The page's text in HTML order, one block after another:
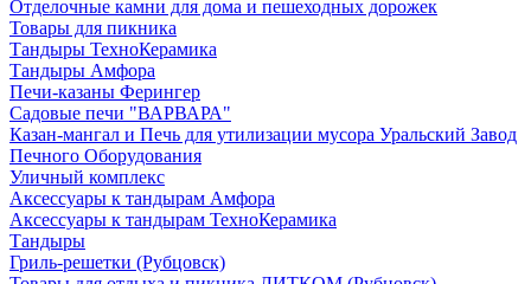
Отделочные камни для дома и пешеходных дорожек
Товары для пикника
Тандыры ТехноКерамика
Тандыры Амфора
Печи-казаны Ферингер
Садовые печи "ВАРВАРА"
Казан-мангал и Печь для утилизации мусора Уральский Завод
Печного Оборудования
Уличный комплекс
Аксессуары к тандырам Амфора
Аксессуары к тандырам ТехноКерамика
Тандыры
Гриль-решетки (Рубцовск)